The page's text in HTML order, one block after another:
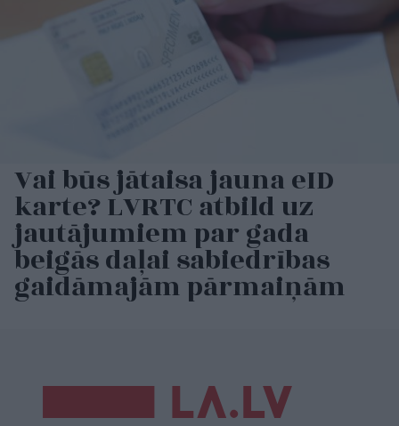
Vai būs jātaisa jauna eID
karte? LVRTC atbild uz
jautājumiem par gada
beigās daļai sabiedrības
gaidāmajām pārmaiņām